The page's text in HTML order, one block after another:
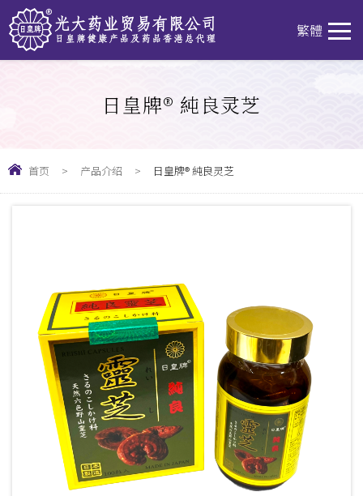
繁體
日皇牌® 純良灵芝
首页 > 产品介绍 > 日皇牌® 純良灵芝